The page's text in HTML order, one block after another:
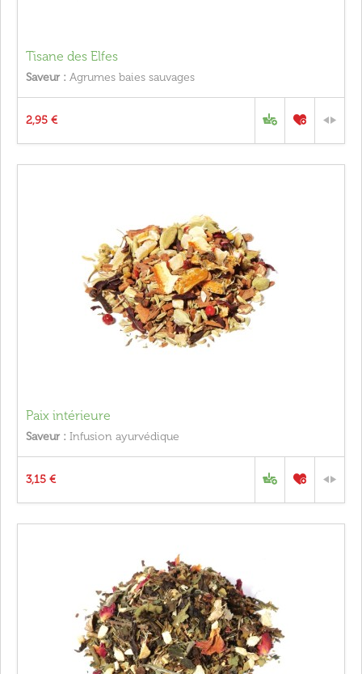
Tisane des Elfes
Saveur : Agrumes baies sauvages
2,95 €
Paix intérieure
Saveur : Infusion ayurvédique
3,15 €